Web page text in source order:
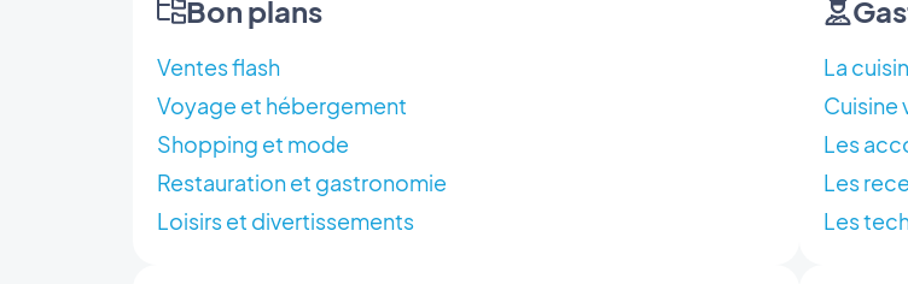
Bon plans
Ventes flash
Voyage et hébergement
Shopping et mode
Restauration et gastronomie
Loisirs et divertissements
La
Cuisine
Les
Les
Les